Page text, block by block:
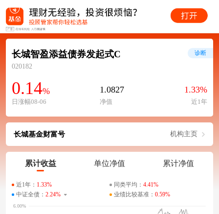
长城智盈添益债券发起式C
020182
0.14%
日涨幅08-06
1.0827
净值
1.33%
近1年
诊断
长城基金财富号 机构主页
累计收益 单位净值 累计净值
近1年： 1.33% 同类平均： 4.41%
中证全债： 2.24% 业绩比较基准： 0.59%